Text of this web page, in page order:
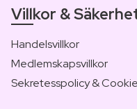
Villkor &
Handelsvillkor
Medlemskapsvillkor
Sekretesspolicy &